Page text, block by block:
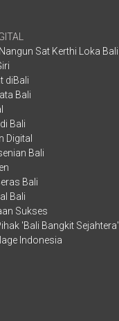
Sat Kerthi Loka Bali
diBali
Bali
Bali
Digital
Bali
Bali
Bali
Sukses
'Bali Bangkit Sejahtera'
Indonesia